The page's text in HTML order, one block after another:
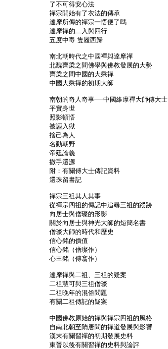
了不可得安心法
禪宗開始有了衣法的傳承
達摩所傳的禪宗一悟便了嗎
達摩禪的二入與四行
五度中毒 隻履西歸
南北朝時代之中國禪與達摩禪
北魏齊梁之間佛學與佛教發展的大勢
齊梁之間中國的大乘禪
中國大乘禪的初期大師
南朝的奇人奇事──中國維摩禪大師傅大士
平實身世
照影頓悟
被誣入獄
捨己為人
名動朝野
帝廷論義
撒手還源
附：有關傅大士傳記資料
還珠留書記
禪宗三祖其人其事
從禪宗四祖的傳記中追尋三祖的蹤跡
向居士與僧璨的形影
關於向居士與神光大師的短簡名書
僧璨大師的時代和歷史
信心銘的價值
信心銘（僧璨作）
心王銘（傅翕作）
達摩禪與二祖、三祖的疑案
二祖慧可與三祖僧璨
二祖晚年的混俗問題
有關二祖傳記的疑案
中國佛教原始的禪與禪宗四祖的風格
自南北朝至隋唐間的禪道發展與影響
漢末有關習禪的初期發展史料
東晉以後有關習禪的史料與論評